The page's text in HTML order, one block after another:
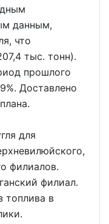
данным,
что
тыс. тонн).
прошлого
Доставлено
для
филиалов.
филиал.
топлива в